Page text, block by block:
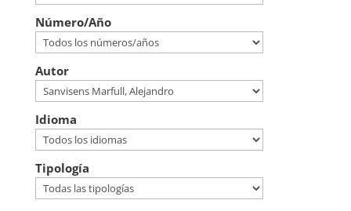
Número/Año
Autor
Idioma
Tipología